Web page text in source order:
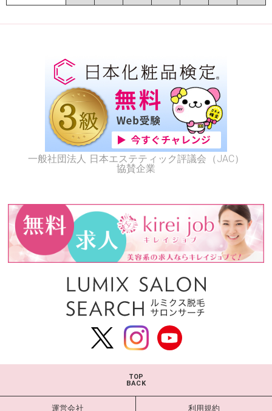
一般社団法人 日本エステティック評議会（JAC）
協賛企業
TOP
BACK
運営会社 利用規約